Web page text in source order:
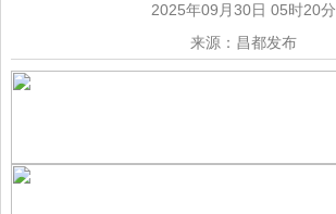
2025年09月30日 05时20分
来源：昌都发布